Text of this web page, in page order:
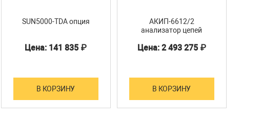
SUN5000-TDA опция
Цена: 141 835 ₽
В КОРЗИНУ
АКИП-6612/2
анализатор цепей
Цена: 2 493 275 ₽
В КОРЗИНУ